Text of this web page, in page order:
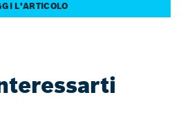
L'ARTICOLO